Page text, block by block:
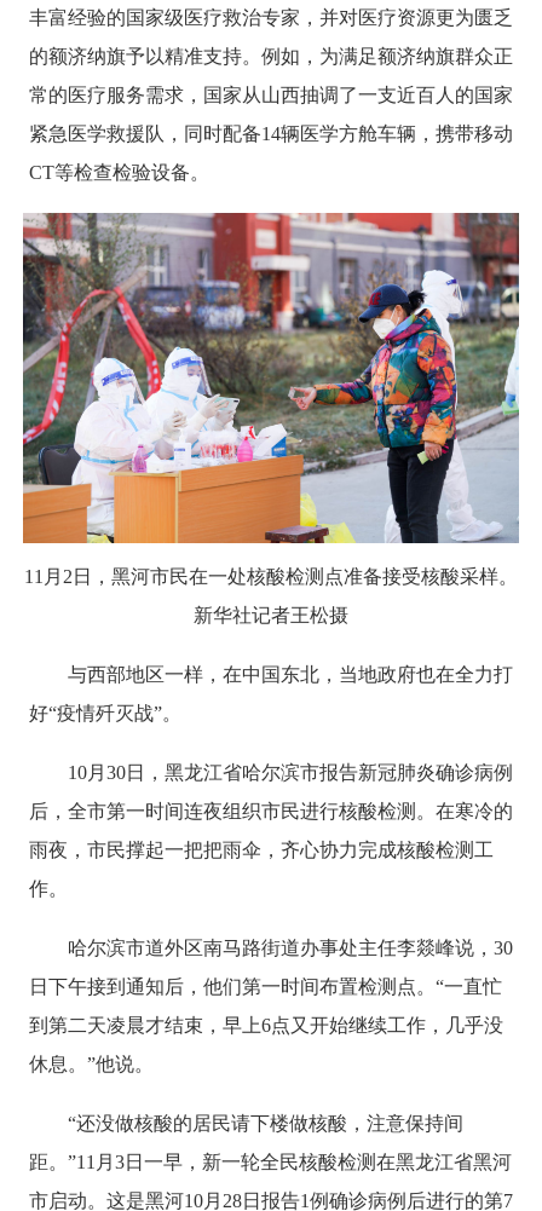
丰富经验的国家级医疗救治专家，并对医疗资源更为匮乏
的额济纳旗予以精准支持。例如，为满足额济纳旗群众正
常的医疗服务需求，国家从山西抽调了一支近百人的国家
紧急医学救援队，同时配备14辆医学方舱车辆，携带移动
CT等检查检验设备。
11月2日，黑河市民在一处核酸检测点准备接受核酸采样。
新华社记者王松摄
与西部地区一样，在中国东北，当地政府也在全力打
好“疫情歼灭战”。
10月30日，黑龙江省哈尔滨市报告新冠肺炎确诊病例
后，全市第一时间连夜组织市民进行核酸检测。在寒冷的
雨夜，市民撑起一把把雨伞，齐心协力完成核酸检测工
作。
哈尔滨市道外区南马路街道办事处主任李燚峰说，30
日下午接到通知后，他们第一时间布置检测点。“一直忙
到第二天凌晨才结束，早上6点又开始继续工作，几乎没
休息。”他说。
“还没做核酸的居民请下楼做核酸，注意保持间
距。”11月3日一早，新一轮全民核酸检测在黑龙江省黑河
市启动。这是黑河10月28日报告1例确诊病例后进行的第7